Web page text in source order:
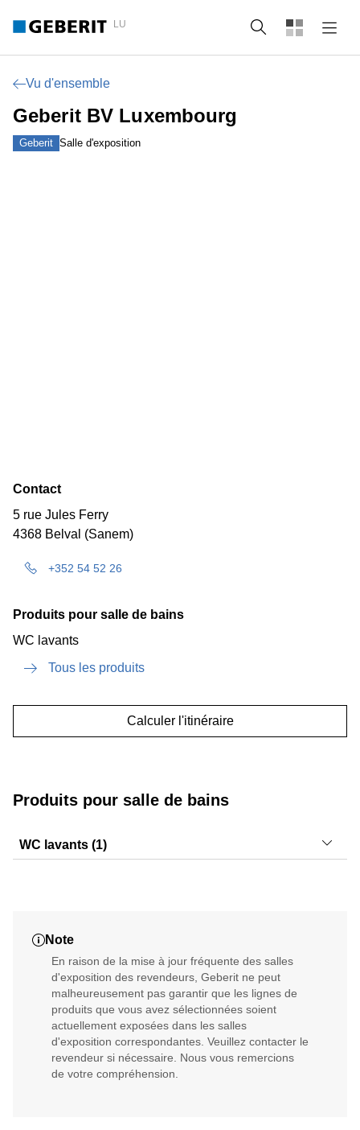
LU Recherche
Vu d'ensemble
Geberit BV Luxembourg
Geberit Salle d'exposition
Contact
5 rue Jules Ferry
4368 Belval (Sanem)
+352 54 52 26
Produits pour salle de bains
WC lavants
Tous les produits
Calculer l'itinéraire
Produits pour salle de bains
WC lavants (1)
Note
En raison de la mise à jour fréquente des salles
d'exposition des revendeurs, Geberit ne peut
malheureusement pas garantir que les lignes de
produits que vous avez sélectionnées soient
actuellement exposées dans les salles
d'exposition correspondantes. Veuillez contacter le
revendeur si nécessaire. Nous vous remercions
de votre compréhension.